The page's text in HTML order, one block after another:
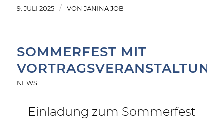
9. JULI 2025 / VON JANINA JOB
SOMMERFEST MIT
VORTRAGSVERANSTALTUNG
NEWS
Einladung zum Sommerfest